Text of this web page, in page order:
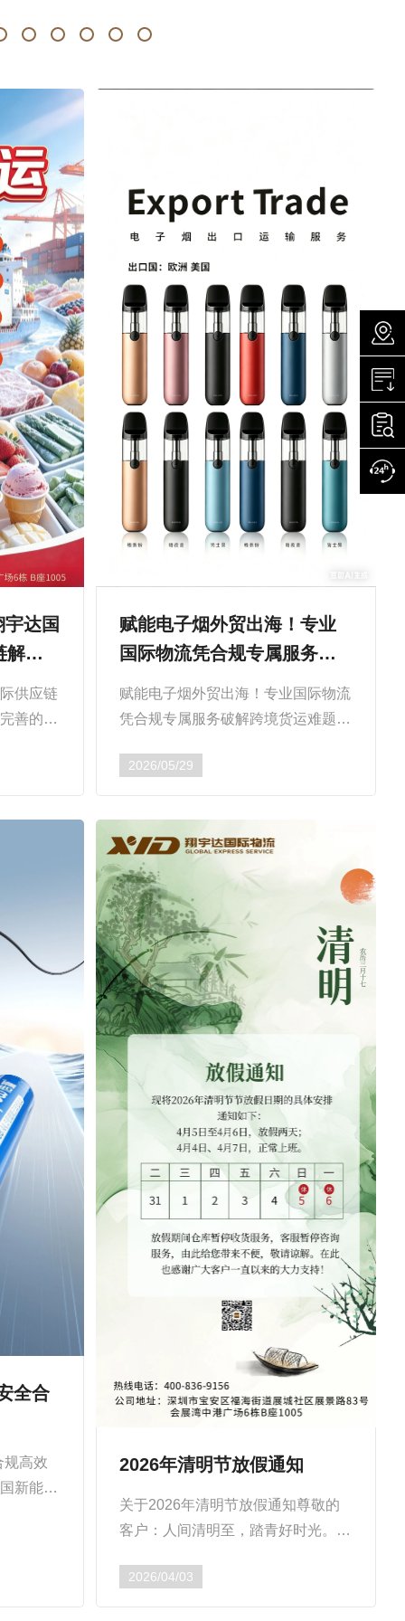
达国
解决
供应链
善的温
赋能电子烟外贸出海！专业
国际物流凭合规专属服务破
解跨境货运难题
赋能电子烟外贸出海！专业国际物流
凭合规专属服务破解跨境货运难题随
国跨境运输、清关监管标准日趋严
苛，货物禁运、扣货...
2026/05/29
全合
规高效
新能源
2026年清明节放假通知
关于2026年清明节放假通知尊敬的
客户：人间清明至，踏青好时光。
定，结合公司的实际情况。现将
2026年清明节放假安排通知如下...
2026/04/03